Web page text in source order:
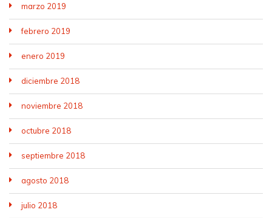
marzo 2019
febrero 2019
enero 2019
diciembre 2018
noviembre 2018
octubre 2018
septiembre 2018
agosto 2018
julio 2018